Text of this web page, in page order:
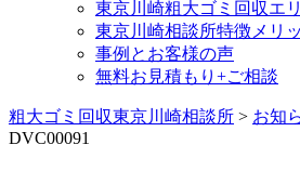
東京川崎粗大ゴミ回収エ
東京川崎相談所特徴メリ
事例とお客様の声
無料お見積もり+ご相談
粗大ゴミ回収東京川崎相談所 > お知
DVC00091